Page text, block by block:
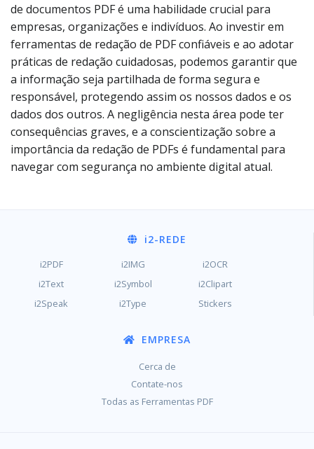
de documentos PDF é uma habilidade crucial para
empresas, organizações e indivíduos. Ao investir em
ferramentas de redação de PDF confiáveis e ao adotar
práticas de redação cuidadosas, podemos garantir que
a informação seja partilhada de forma segura e
responsável, protegendo assim os nossos dados e os
dados dos outros. A negligência nesta área pode ter
consequências graves, e a conscientização sobre a
importância da redação de PDFs é fundamental para
navegar com segurança no ambiente digital atual.
i2-REDE
i2PDF i2IMG
i2OCR
i2Text
i2Symbol
i2Clipart
i2Speak
i2Type Stickers
EMPRESA
Cerca de
Contate-nos
Todas as Ferramentas PDF